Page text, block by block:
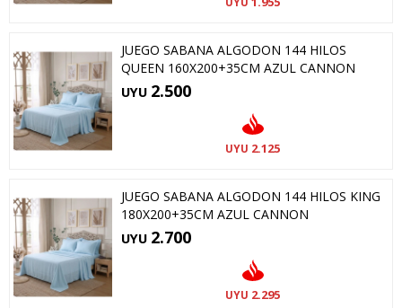
JUEGO SABANA ALGODON 144 HILOS
QUEEN 160X200+35CM AZUL CANNON
UYU 2.500
UYU 2.125
JUEGO SABANA ALGODON 144 HILOS KING
180X200+35CM AZUL CANNON
UYU 2.700
UYU 2.295